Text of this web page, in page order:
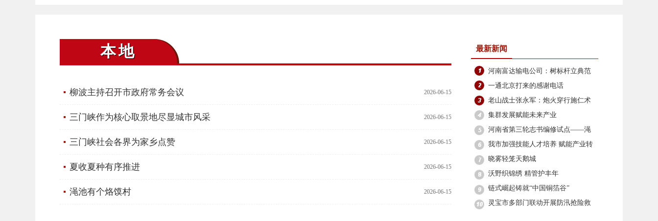
本地
2026-06-15
柳波主持召开市政府常务会议
2026-06-15
三门峡作为核心取景地尽显城市风采
2026-06-15
三门峡社会各界为家乡点赞
2026-06-15
夏收夏种有序推进
2026-06-15
渑池有个烙馍村
最新新闻
河南富达输电公司：树标杆立典范
筑牢安全生产防线
一通北京打来的感谢电话
老山战士张永军：炮火穿行施仁术
边关坚守铸军魂
集群发展赋能未来产业
河南省第三轮志书编修试点——渑
池县志编修工作启动
我市加强技能人才培养 赋能产业转
型升级
晓雾轻笼天鹅城
沃野织锦绣 精管护丰年
链式崛起铸就“中国铜箔谷”
灵宝市多部门联动开展防汛抢险救